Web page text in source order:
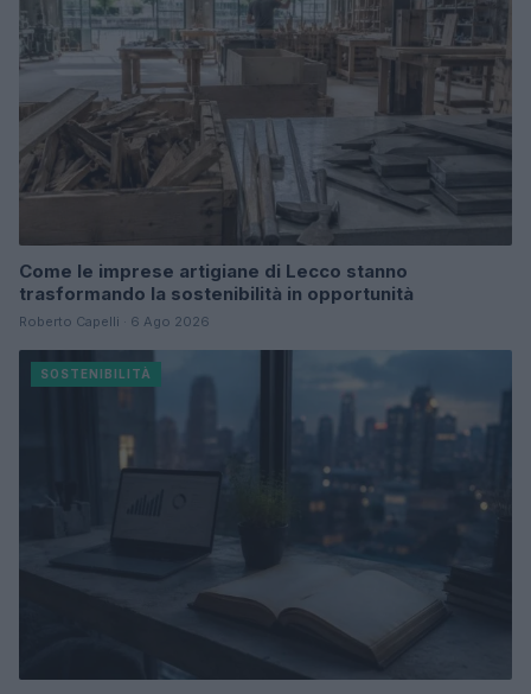
Come le imprese artigiane di Lecco stanno
trasformando la sostenibilità in opportunità
Roberto Capelli · 6 Ago 2026
SOSTENIBILITÀ